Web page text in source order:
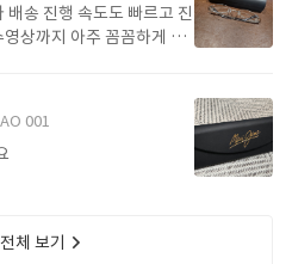
송 진행 속도도 빠르고 진
상까지 아주 꼼꼼하게 찍
001
체 보기